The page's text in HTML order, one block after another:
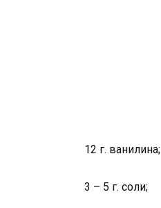
12 г. ванилина;
3 – 5 г. соли;